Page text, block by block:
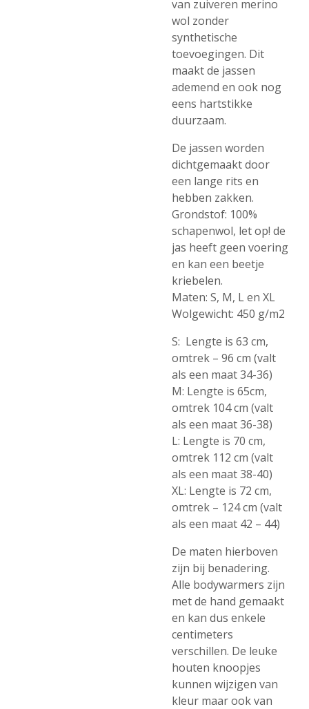
van zuiveren merino
wol zonder
synthetische
toevoegingen. Dit
maakt de jassen
ademend en ook nog
eens hartstikke
duurzaam.
De jassen worden
dichtgemaakt door
een lange rits en
hebben zakken.
Grondstof: 100%
schapenwol, let op! de
jas heeft geen voering
en kan een beetje
kriebelen.
Maten: S, M, L en XL
Wolgewicht: 450 g/m2
S: Lengte is 63 cm,
omtrek – 96 cm (valt
als een maat 34-36)
M: Lengte is 65cm,
omtrek 104 cm (valt
als een maat 36-38)
L: Lengte is 70 cm,
omtrek 112 cm (valt
als een maat 38-40)
XL: Lengte is 72 cm,
omtrek – 124 cm (valt
als een maat 42 – 44)
De maten hierboven
zijn bij benadering.
Alle bodywarmers zijn
met de hand gemaakt
en kan dus enkele
centimeters
verschillen. De leuke
houten knoopjes
kunnen wijzigen van
kleur maar ook van